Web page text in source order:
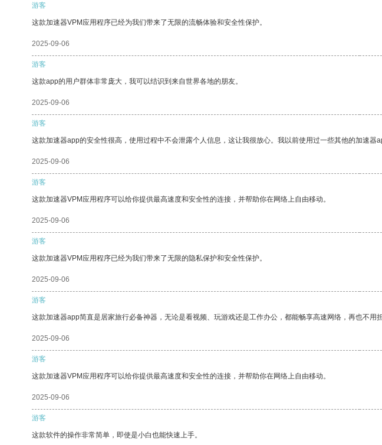
游客
这款加速器VPM应用程序已经为我们带来了无限的流畅体验和安全性保护。
2025-09-06
游客
这款app的用户群体非常庞大，我可以结识到来自世界各地的朋友。
2025-09-06
游客
这款加速器app的安全性很高，使用过程中不会泄露个人信息，这让我很放心。我以前使用过一些其他的加速器
2025-09-06
游客
这款加速器VPM应用程序可以给你提供最高速度和安全性的连接，并帮助你在网络上自由移动。
2025-09-06
游客
这款加速器VPM应用程序已经为我们带来了无限的隐私保护和安全性保护。
2025-09-06
游客
这款加速器app简直是居家旅行必备神器，无论是看视频、玩游戏还是工作办公，都能畅享高速网络，再也不
2025-09-06
游客
这款加速器VPM应用程序可以给你提供最高速度和安全性的连接，并帮助你在网络上自由移动。
2025-09-06
游客
这款软件的操作非常简单，即使是小白也能快速上手。